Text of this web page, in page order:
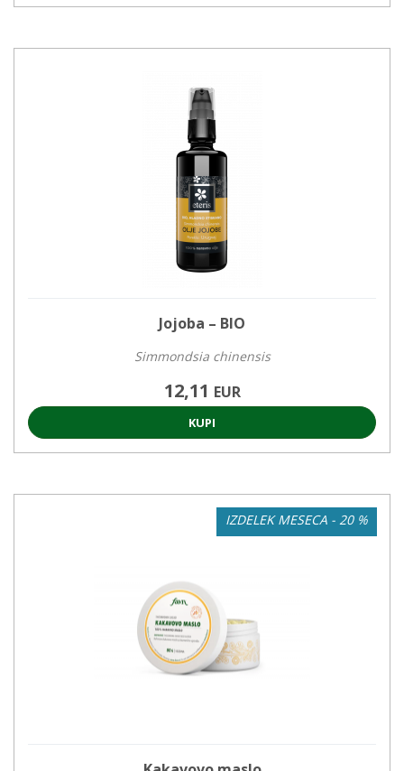
Jojoba – BIO
Simmondsia chinensis
12,11 EUR
KUPI
IZDELEK MESECA - 20 %